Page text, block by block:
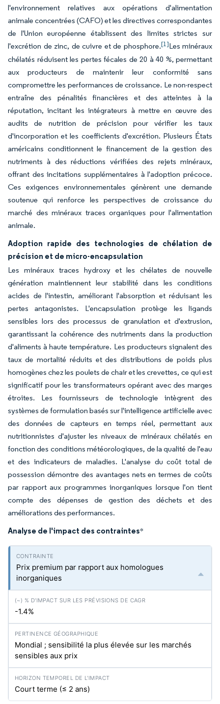
l'environnement relatives aux opérations d'alimentation
animale concentrées (CAFO) et les directives correspondantes
de l'Union européenne établissent des limites strictes sur
l'excrétion de zinc, de cuivre et de phosphore.[1]Les minéraux
chélatés réduisent les pertes fécales de 20 à 40 %, permettant
aux producteurs de maintenir leur conformité sans
compromettre les performances de croissance. Le non-respect
entraîne des pénalités financières et des atteintes à la
réputation, incitant les intégrateurs à mettre en œuvre des
audits de nutrition de précision pour vérifier les taux
d'incorporation et les coefficients d'excrétion. Plusieurs États
américains conditionnent le financement de la gestion des
nutriments à des réductions vérifiées des rejets minéraux,
offrant des incitations supplémentaires à l'adoption précoce.
Ces exigences environnementales génèrent une demande
soutenue qui renforce les perspectives de croissance du
marché des minéraux traces organiques pour l'alimentation
animale.
Adoption rapide des technologies de chélation de
précision et de micro-encapsulation
Les minéraux traces hydroxy et les chélates de nouvelle
génération maintiennent leur stabilité dans les conditions
acides de l'intestin, améliorant l'absorption et réduisant les
pertes antagonistes. L'encapsulation protège les ligands
sensibles lors des processus de granulation et d'extrusion,
garantissant la cohérence des nutriments dans la production
d'aliments à haute température. Les producteurs signalent des
taux de mortalité réduits et des distributions de poids plus
homogènes chez les poulets de chair et les crevettes, ce qui est
significatif pour les transformateurs opérant avec des marges
étroites. Les fournisseurs de technologie intègrent des
systèmes de formulation basés sur l'intelligence artificielle avec
des données de capteurs en temps réel, permettant aux
nutritionnistes d'ajuster les niveaux de minéraux chélatés en
fonction des conditions météorologiques, de la qualité de l'eau
et des indicateurs de maladies. L'analyse du coût total de
possession démontre des avantages nets en termes de coûts
par rapport aux programmes inorganiques lorsque l'on tient
compte des dépenses de gestion des déchets et des
améliorations des performances.
Analyse de l'impact des contraintes*
Prix premium par rapport aux homologues
inorganiques
-1.4%
Mondial ; sensibilité la plus élevée sur les marchés
sensibles aux prix
Court terme (≤ 2 ans)